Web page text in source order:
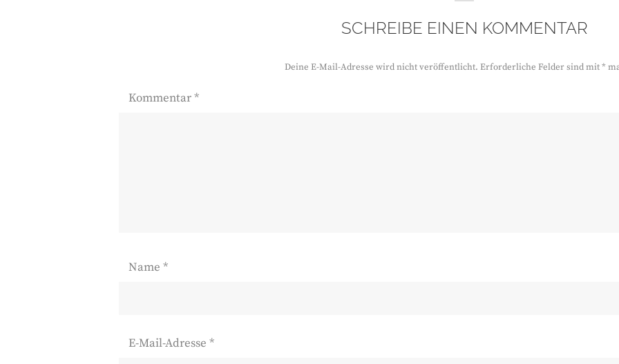
SCHREIBE EINEN KOMMENTAR
Deine E-Mail-Adresse wird nicht veröffentlicht. Erforderliche Felder sind mit*
Kommentar*
Name *
E-Mail-Adresse *